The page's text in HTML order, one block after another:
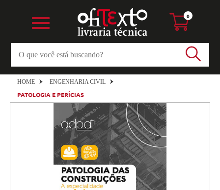
0
HOME ENGENHARIA CIVIL
PATOLOGIA E PERÍCIAS